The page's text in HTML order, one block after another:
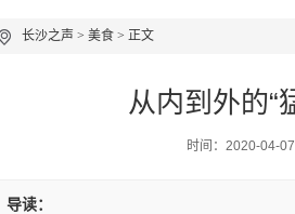
长沙之声 > 美食 > 正文
从内到外的“
时间：2020-04-
导读：